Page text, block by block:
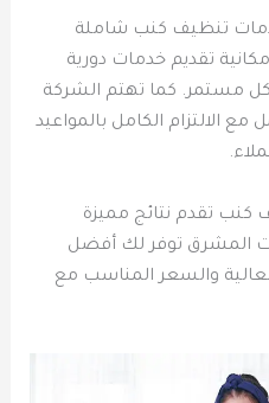
تنظيف كنب شاملة
تقديم خدمات دورية
مستمر. كما تهتم الشركة
الالتزام الكامل بالمواعيد
تقدم نتائج مميزة
المشرق توفر لك أفضل
والسعر المناسب مع